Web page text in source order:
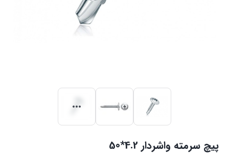
پیچ سرمته واشردار 4.2*50